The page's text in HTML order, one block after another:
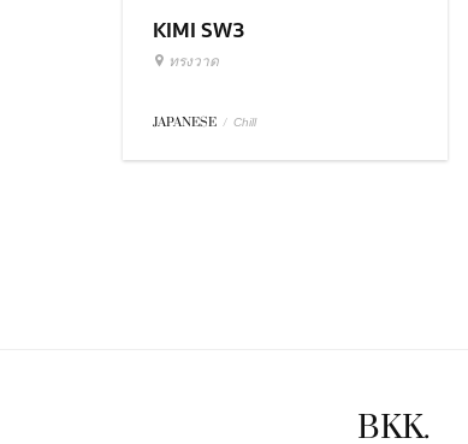
KIMI SW3
ทรงวาด
JAPANESE / Chill
BKK.